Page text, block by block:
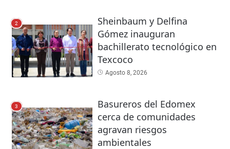
2
Sheinbaum y Delfina
Gómez inauguran
bachillerato tecnológico en
Texcoco
Agosto 8, 2026
3
Basureros del Edomex
cerca de comunidades
agravan riesgos
ambientales